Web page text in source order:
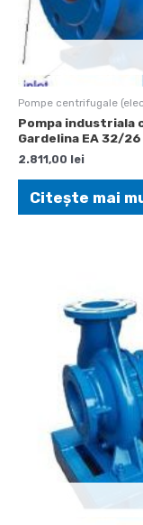
Pompe centrifugale
Pompa
Gardelina EA 32/26
2.811,00 lei
Citește mai